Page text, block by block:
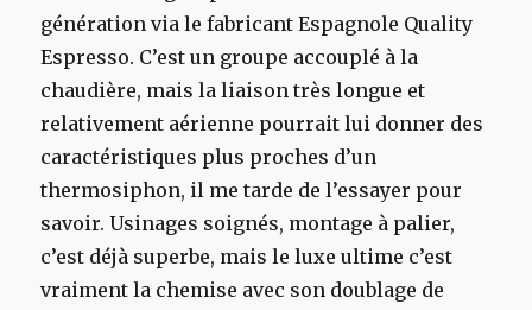
génération via le fabricant Espagnole Quality
Espresso. C’est un groupe accouplé à la
chaudière, mais la liaison très longue et
relativement aérienne pourrait lui donner des
caractéristiques plus proches d’un
thermosiphon, il me tarde de l’essayer pour
savoir. Usinages soignés, montage à palier,
c’est déjà superbe, mais le luxe ultime c’est
vraiment la chemise avec son doublage de